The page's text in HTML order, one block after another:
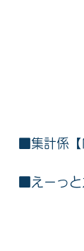
■集計係【
■えーっと